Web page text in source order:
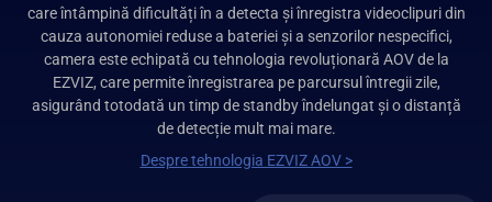
care întâmpină dificultăți în a detecta și înregistra videoclipuri din
cauza autonomiei reduse a bateriei și a senzorilor nespecifici,
camera este echipată cu tehnologia revoluționară AOV de la
EZVIZ, care permite înregistrarea pe parcursul întregii zile,
asigurând totodată un timp de standby îndelungat și o distanță
de detecție mult mai mare.
Despre tehnologia EZVIZ AOV >